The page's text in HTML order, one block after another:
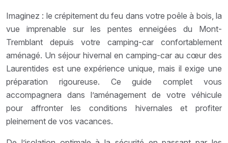
Imaginez : le crépitement du feu dans votre poêle à bois, la
vue imprenable sur les pentes enneigées du Mont-
Tremblant depuis votre camping-car confortablement
aménagé. Un séjour hivernal en camping-car au cœur des
Laurentides est une expérience unique, mais il exige une
préparation rigoureuse. Ce guide complet vous
accompagnera dans l’aménagement de votre véhicule
pour affronter les conditions hivernales et profiter
pleinement de vos vacances.